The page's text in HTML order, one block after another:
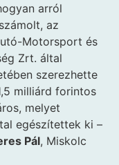
arról
az
Motorsport és
Zrt. által
szerezhette
milliárd forintos
melyet
egészítettek ki –
Pál, Miskolc